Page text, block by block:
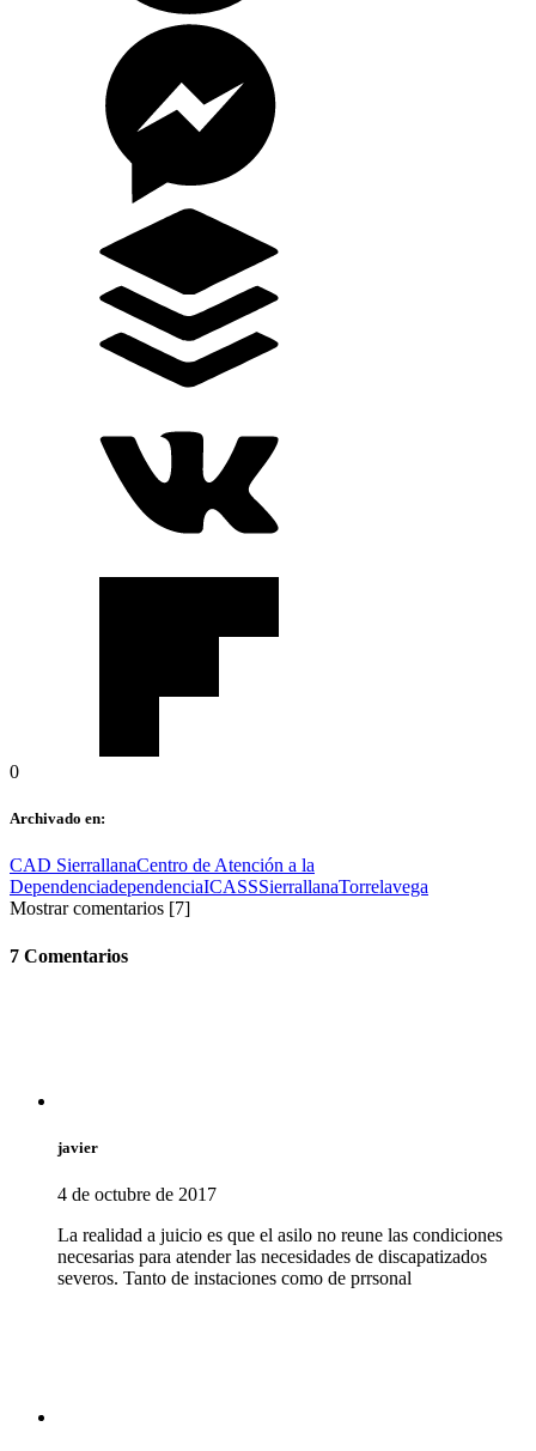
0
Archivado en:
CAD SierrallanaCentro de Atención a la
DependenciadependenciaICASSSierrallanaTorrelavega
Mostrar comentarios [7]
7 Comentarios
javier
4 de octubre de 2017
La realidad a juicio es que el asilo no reune las condiciones
necesarias para atender las necesidades de discapatizados
severos. Tanto de instaciones como de prrsonal